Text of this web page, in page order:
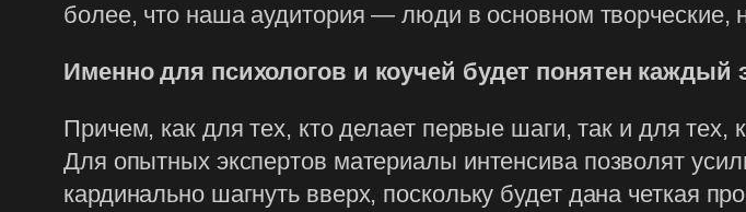
более, что наша аудитория — люди в основном творческие,
Именно для психологов и коучей будет понятен
Причем, как для тех, кто делает первые шаги, так и для
Для опытных экспертов материалы интенсива позволят
кардинально шагнуть вверх, поскольку будет дана четкая